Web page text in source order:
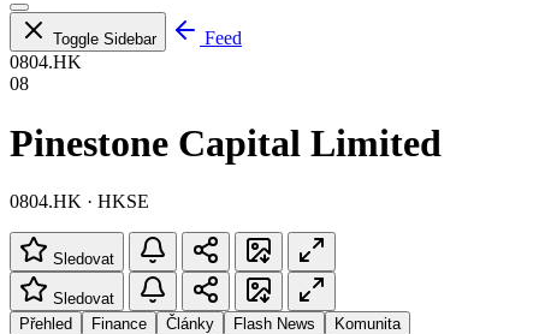
Toggle Sidebar
Feed
0804.HK
08
Pinestone Capital Limited
0804.HK · HKSE
Sledovat
Sledovat
Přehled
Finance Články Flash News Komunita